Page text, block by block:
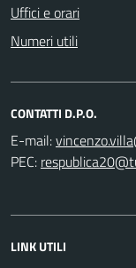
Uffici e orari
Numeri utili
CONTATTI D.P.O.
E-mail:
PEC:
LINK UTILI